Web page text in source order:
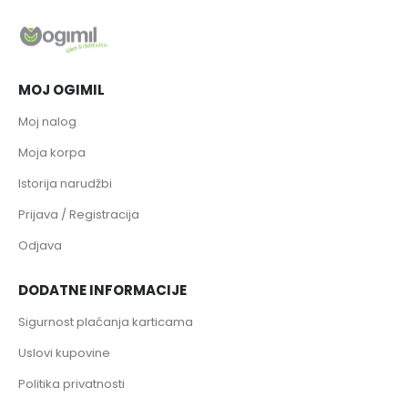
MOJ OGIMIL
Moj nalog
Moja korpa
Istorija narudžbi
Prijava / Registracija
Odjava
DODATNE INFORMACIJE
Sigurnost plaćanja karticama
Uslovi kupovine
Politika privatnosti